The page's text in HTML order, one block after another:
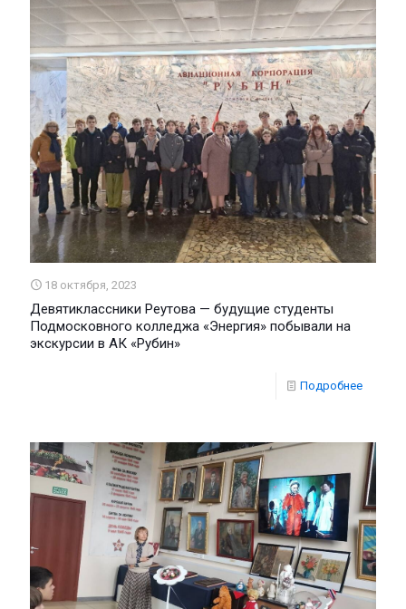
18 октября, 2023
Девятиклассники Реутова — будущие студенты
Подмосковного колледжа «Энергия» побывали на
экскурсии в АК «Рубин»
Подробнее